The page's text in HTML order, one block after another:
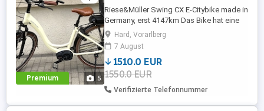
Premium 5
Riese&Müller Swing CX E-Citybike made in
Germany, erst 4147km Das Bike hat eine
Enviolo Nabenschaltung., sie arbeitet
stufenlos, zuverlässig und wartungs- und
verschleißfrei. Es hat den besonders
drehmomentstarke Bosch Performance
CX Motor. Die Bremsen sind hochwertige
Magura Hydraulikbremsen. Hier ...
Hard, Vorarlberg
7 August
1510.0 EUR
1550.0 EUR
Verifizierte Telefonnummer